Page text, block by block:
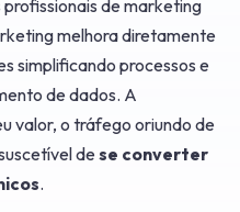
de marketing
melhora diretamente
simplificando processos e
de dados. A
valor, o tráfego oriundo de
de se converter
.